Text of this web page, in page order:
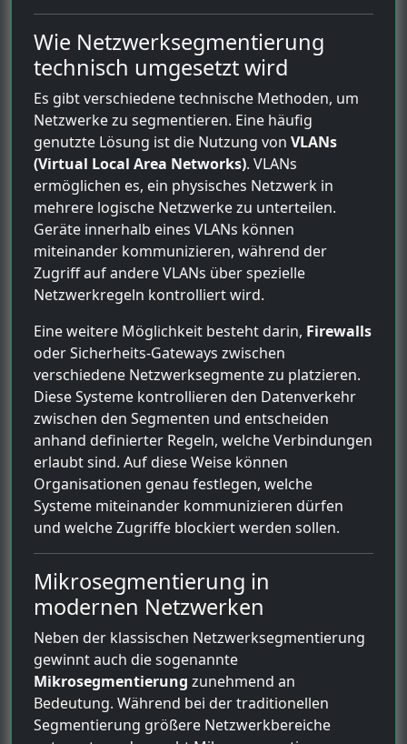
Wie Netzwerksegmentierung
technisch umgesetzt wird
Es gibt verschiedene technische Methoden, um
Netzwerke zu segmentieren. Eine häufig
genutzte Lösung ist die Nutzung von VLANs
(Virtual Local Area Networks). VLANs
ermöglichen es, ein physisches Netzwerk in
mehrere logische Netzwerke zu unterteilen.
Geräte innerhalb eines VLANs können
miteinander kommunizieren, während der
Zugriff auf andere VLANs über spezielle
Netzwerkregeln kontrolliert wird.
Eine weitere Möglichkeit besteht darin, Firewalls
oder Sicherheits-Gateways zwischen
verschiedene Netzwerksegmente zu platzieren.
Diese Systeme kontrollieren den Datenverkehr
zwischen den Segmenten und entscheiden
anhand definierter Regeln, welche Verbindungen
erlaubt sind. Auf diese Weise können
Organisationen genau festlegen, welche
Systeme miteinander kommunizieren dürfen
und welche Zugriffe blockiert werden sollen.
Mikrosegmentierung in
modernen Netzwerken
Neben der klassischen Netzwerksegmentierung
gewinnt auch die sogenannte
Mikrosegmentierung zunehmend an
Bedeutung. Während bei der traditionellen
Segmentierung größere Netzwerkbereiche